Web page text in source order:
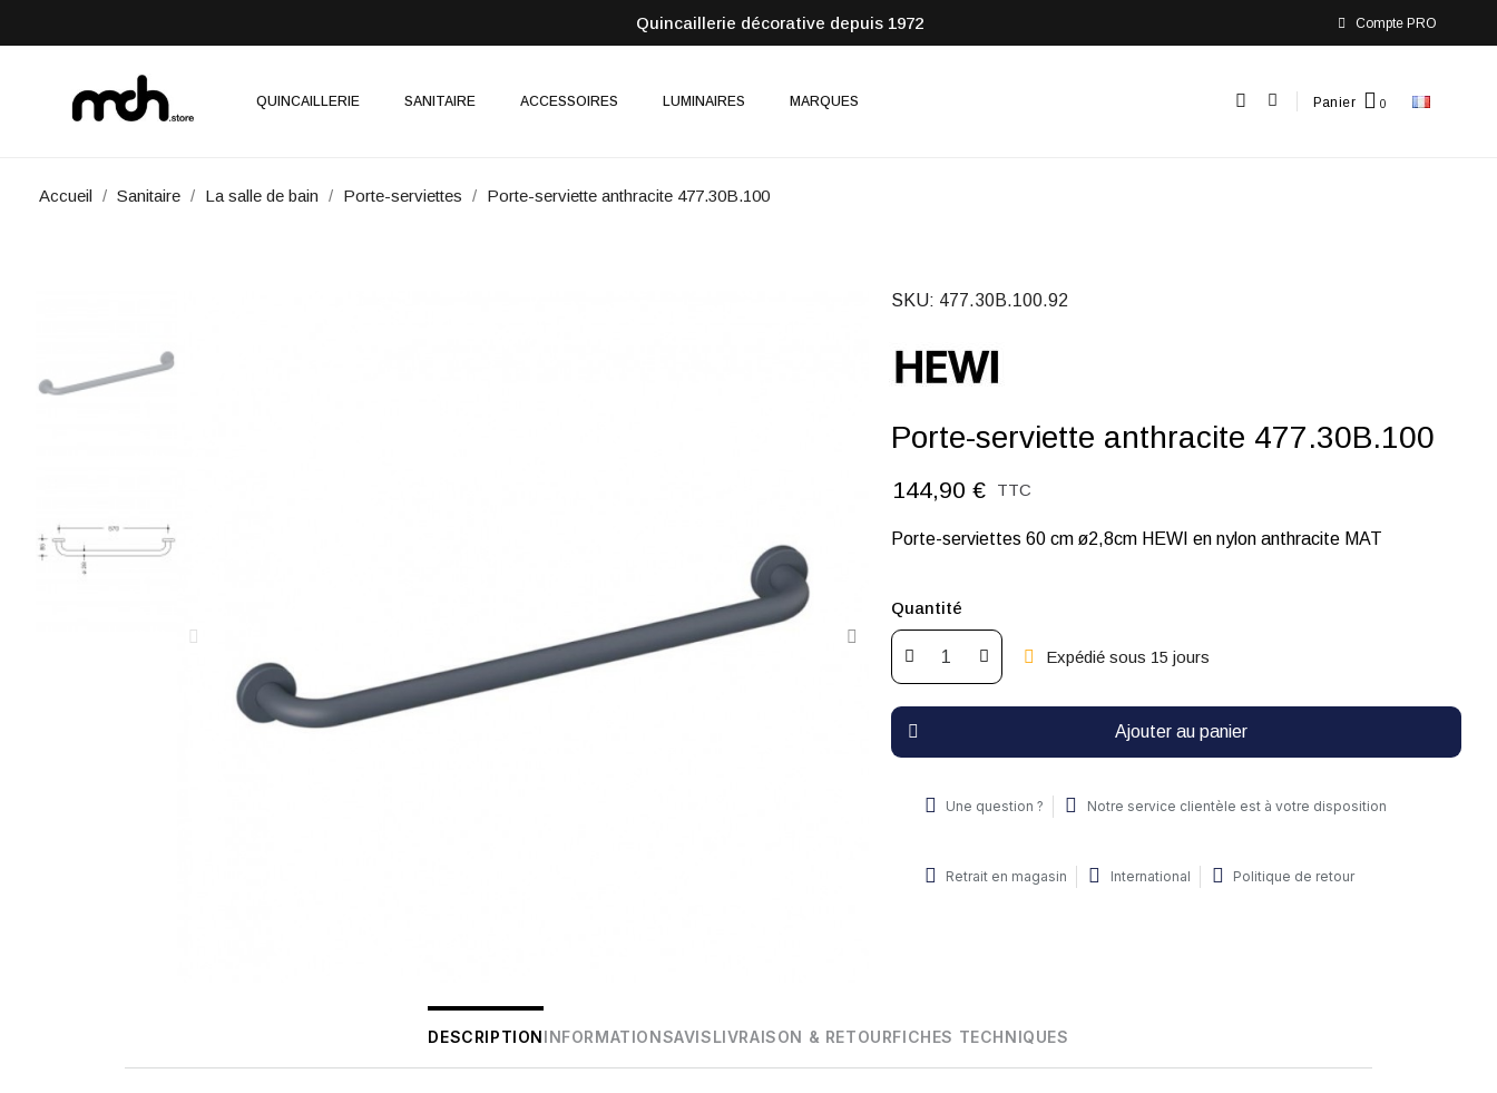
Quincaillerie décorative depuis 1972 Compte PRO
QUINCAILLERIE SANITAIRE ACCESSOIRES LUMINAIRES MARQUES Panier
Accueil Sanitaire La salle de bain Porte-serviettes Porte-serviette anthracite 477.30B.100
SKU 477.30B.100.92
Porte-serviette anthracite 477.30B.100
144,90 € TTC
Porte-serviettes 60 cm ø2,8cm HEWI en nylon anthracite MAT
Quantité
Expédié sous 15 jours
Ajouter au panier
Une question ? Notre service clientèle est à votre disposition
Retrait en magasin International Politique de retour
DESCRIPTIONINFORMATIONSAVISLIVRAISON & RETOURFICHES TECHNIQUES